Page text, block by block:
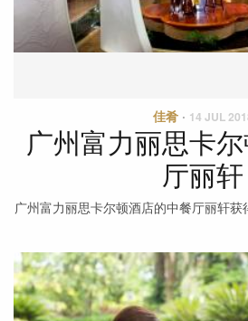
佳肴· 14 JUL
广州富力丽思卡
厅丽轩
广州富力丽思卡尔顿酒店的中餐厅丽轩获